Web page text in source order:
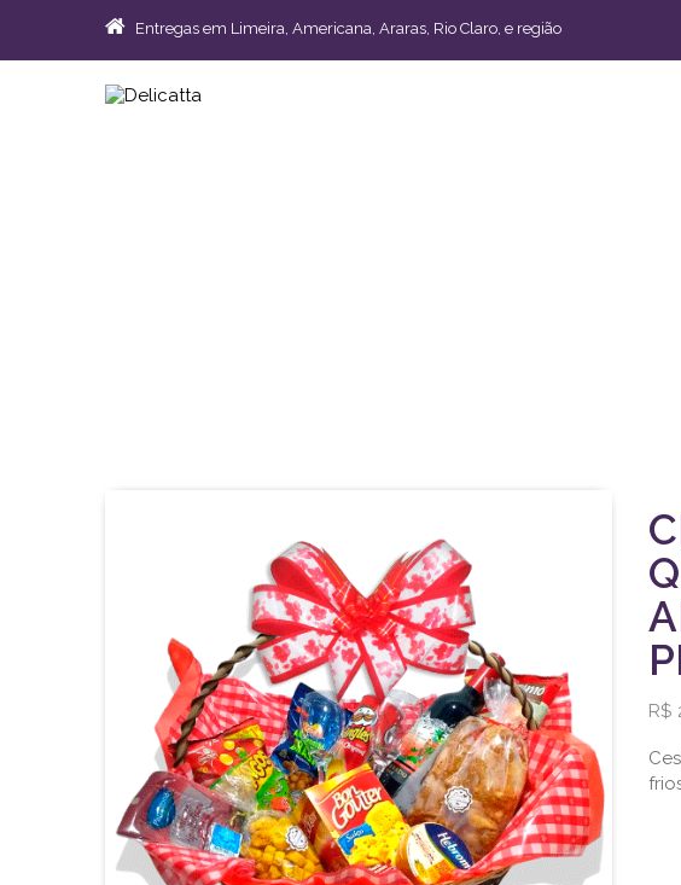
Entregas em Limeira, Americana, Araras, Rio Claro, e região
R$